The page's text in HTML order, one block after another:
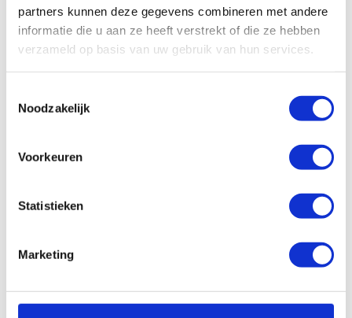
partners kunnen deze gegevens combineren met andere
informatie die u aan ze heeft verstrekt of die ze hebben
verzameld op basis van uw gebruik van hun services.
Noodzakelijk
Voorkeuren
Statistieken
Marketing
Gazelle Orange C8 + HMB
vanaf3.299,00
Op voorraad | Meestal leverbaar binnen 2
Maak je aankoop compleet